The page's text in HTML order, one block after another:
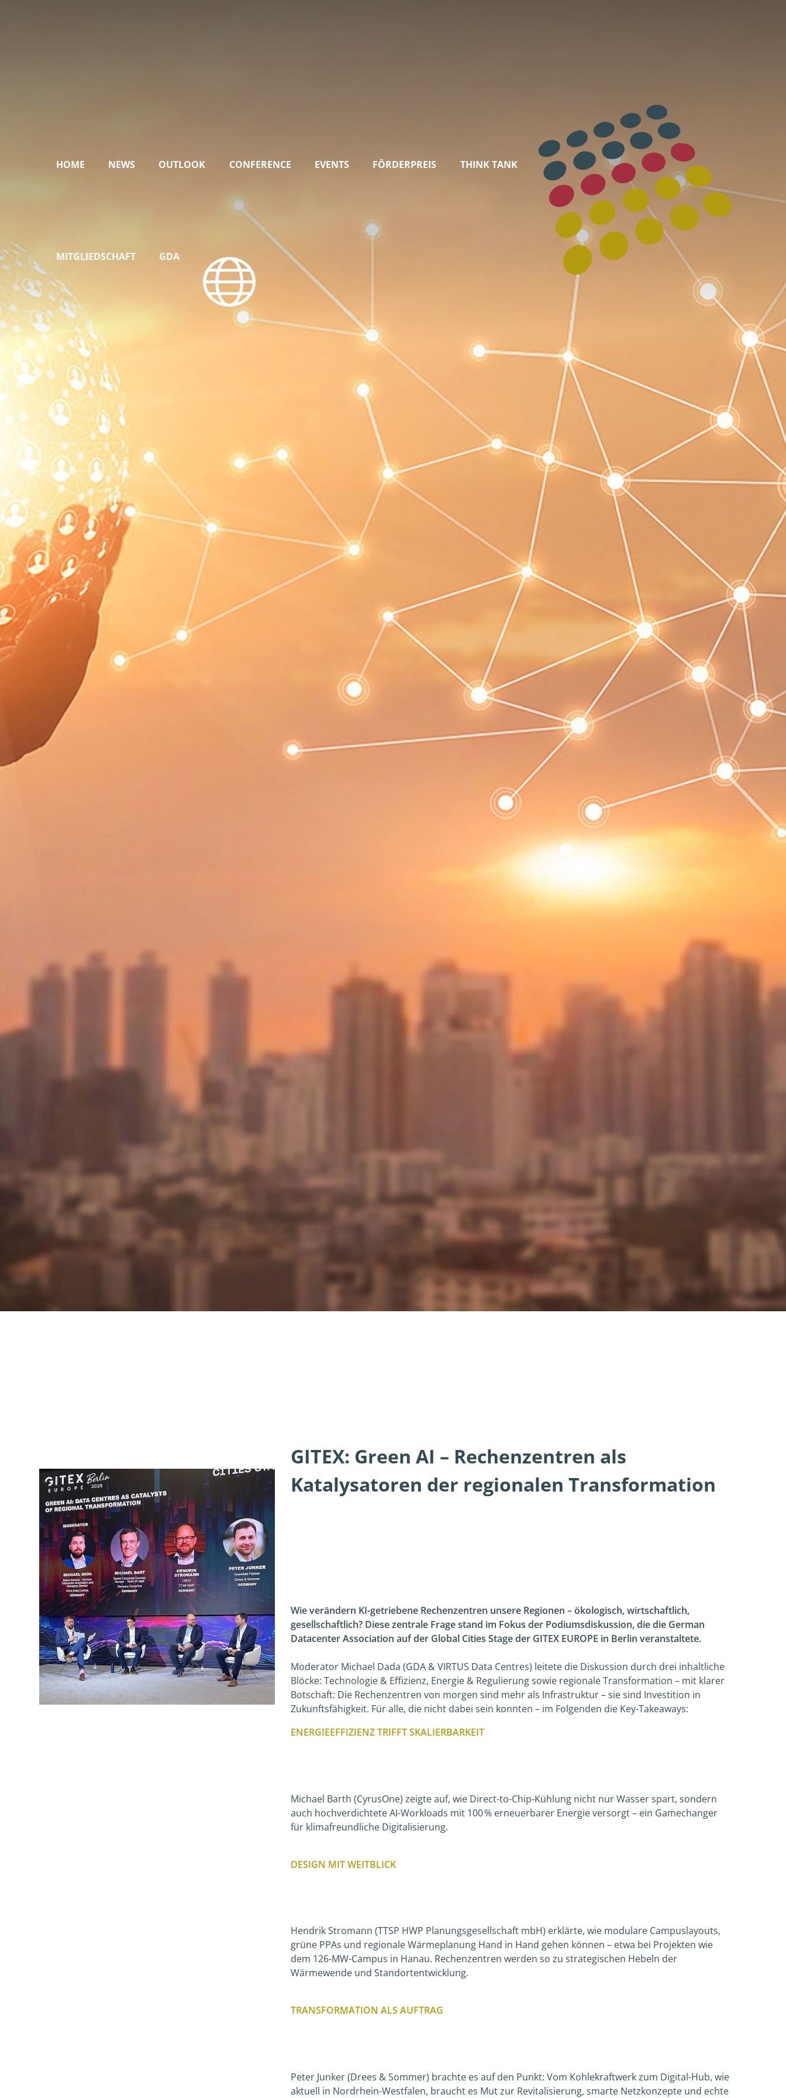
HOME NEWS OUTLOOK CONFERENCE EVENTS FÖRDERPREIS THINK TANK
MITGLIEDSCHAFT GDA
GITEX: Green AI – Rechenzentren als
Katalysatoren der regionalen Transformation
Wie verändern KI-getriebene Rechenzentren unsere Regionen – ökologisch, wirtschaftlich,
gesellschaftlich? Diese zentrale Frage stand im Fokus der Podiumsdiskussion, die die German
Datacenter Association auf der Global Cities Stage der GITEX EUROPE in Berlin veranstaltete.
Moderator Michael Dada (GDA & VIRTUS Data Centres) leitete die Diskussion durch drei inhaltliche
Blöcke: Technologie & Effizienz, Energie & Regulierung sowie regionale Transformation – mit klarer
Botschaft: Die Rechenzentren von morgen sind mehr als Infrastruktur – sie sind Investition in
Zukunftsfähigkeit. Für alle, die nicht dabei sein konnten – im Folgenden die Key-Takeaways:
ENERGIEEFFIZIENZ TRIFFT SKALIERBARKEIT
Michael Barth (CyrusOne) zeigte auf, wie Direct-to-Chip-Kühlung nicht nur Wasser spart, sondern
auch hochverdichtete AI-Workloads mit 100 % erneuerbarer Energie versorgt – ein Gamechanger
für klimafreundliche Digitalisierung.
DESIGN MIT WEITBLICK
Hendrik Stromann (TTSP HWP Planungsgesellschaft mbH) erklärte, wie modulare Campuslayouts,
grüne PPAs und regionale Wärmeplanung Hand in Hand gehen können – etwa bei Projekten wie
dem 126-MW-Campus in Hanau. Rechenzentren werden so zu strategischen Hebeln der
Wärmewende und Standortentwicklung.
TRANSFORMATION ALS AUFTRAG
Peter Junker (Drees & Sommer) brachte es auf den Punkt: Vom Kohlekraftwerk zum Digital-Hub, wie
aktuell in Nordrhein-Westfalen, braucht es Mut zur Revitalisierung, smarte Netzkonzepte und echte